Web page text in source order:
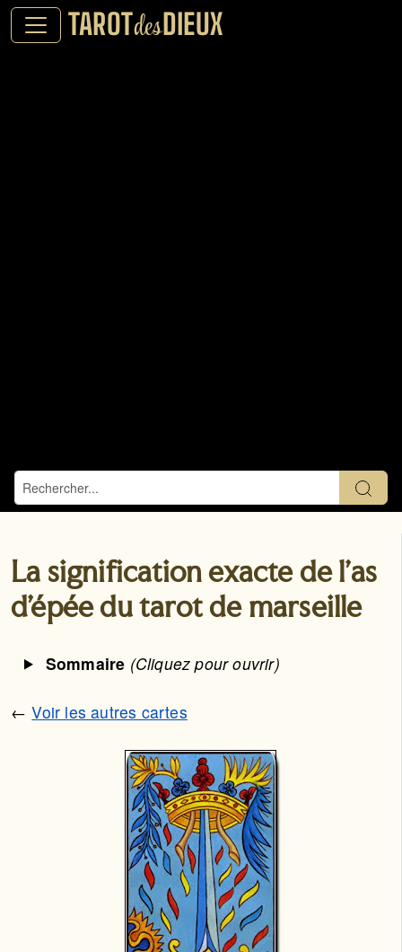
TAROTdesDIEUX
La signification exacte de l'as
d’épée du tarot de marseille
Sommaire (Cliquez pour ouvrir)
←Voir les autres cartes